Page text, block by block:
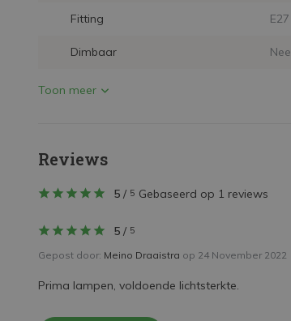
Fitting E27
Dimbaar Nee
Toon meer
Reviews
5 / 5 Gebaseerd op 1 reviews
5 / 5
Gepost door: Meino Draaistra op 24 November 2022
Prima lampen, voldoende lichtsterkte.